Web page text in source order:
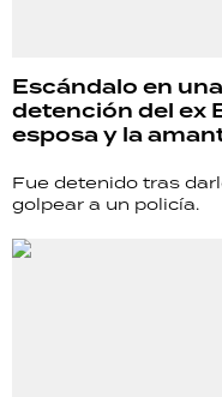
Escándalo en
detención del ex
esposa y la
Fue detenido tras
golpear a un policía.